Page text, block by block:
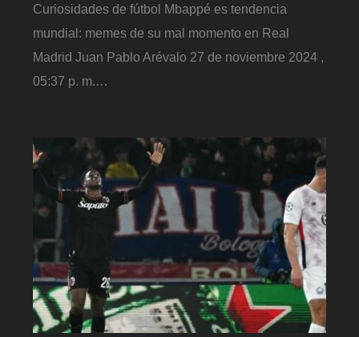
Curiosidades de fútbol Mbappé es tendencia
mundial: memes de su mal momento en Real
Madrid Juan Pablo Arévalo 27 de noviembre 2024 ,
05:37 p. m.…